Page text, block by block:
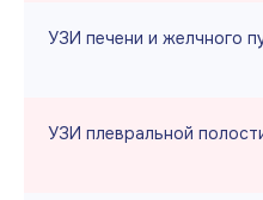
УЗИ печени и желчного
УЗИ плевральной